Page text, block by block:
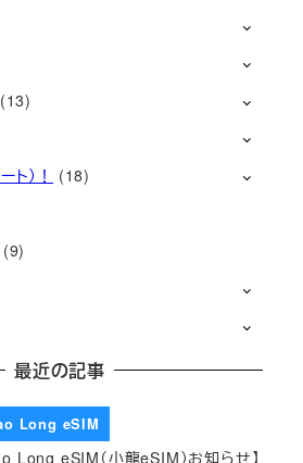
(13)
ト）！
(18)
(9)
最近の記事
Long eSIM
Long eSIM（小龍eSIM）お知らせ】